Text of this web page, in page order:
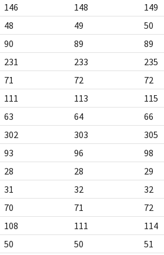
146 148 149
48 49 50
90 89 89
231 233 235
71 72 72
111 113 115
63 64 66
302 303 305
93 96 98
28 28 29
31 32 32
70 71 72
108 111 114
50 50 51